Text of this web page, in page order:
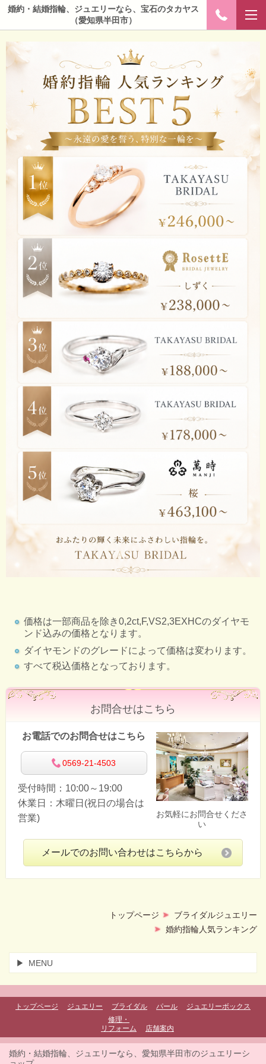
婚約・結婚指輪、ジュエリーなら、宝石のタカヤス
（愛知県半田市）
価格は一部商品を除き0,2ct,F,VS2,3EXHCのダイヤモ
ンド込みの価格となります。
ダイヤモンドのグレードによって価格は変わります。
すべて税込価格となっております。
お問合せはこちら
お気軽にお問合せくださ
い
お電話でのお問合せはこちら
0569-21-4503
受付時間：10:00～19:00
休業日：木曜日(祝日の場合は
営業)
メールでのお問い合わせはこちらから
トップページ
ブライダルジュエリー
婚約指輪人気ランキング
MENU
トップページ ジュエリー ブライダル パール
ジュエリーボックス
修理・
リフォーム
店舗案内
婚約・結婚指輪、ジュエリーなら、愛知県半田市のジュエリーシ